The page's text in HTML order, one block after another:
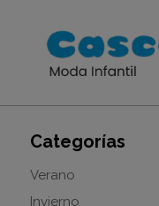
Categorías
Verano
Invierno